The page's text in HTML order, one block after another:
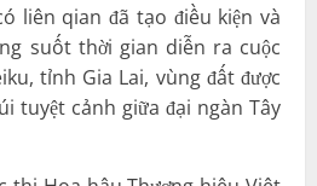
liên qian đã tạo điều kiện và
suốt thời gian diễn ra cuộc
tỉnh Gia Lai, vùng đất được
tuyệt cảnh giữa đại ngàn Tây